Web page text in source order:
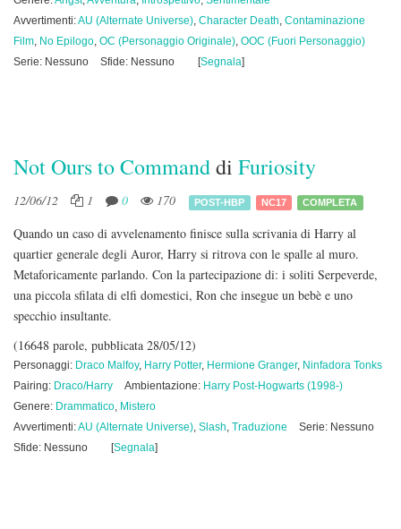
Avvertimenti:AU (Alternate Universe), Character Death, Contaminazione
Film, No Epilogo, OC (Personaggio Originale), OOC (Fuori Personaggio)
Serie: Nessuno
Sfide: Nessuno [Segnala]
Not Ours to Commanddi Furiosity
12/06/12 1 0 170 POST-HBP NC17 COMPLETA
Quando un caso di avvelenamento finisce sulla scrivania di Harry al
quartier generale degli Auror, Harry si ritrova con le spalle al muro.
Metaforicamente parlando. Con la partecipazione di: i soliti Serpeverde,
una piccola sfilata di elfi domestici, Ron che insegue un bebè e uno
specchio insultante.
(16648 parole, pubblicata 28/05/12)
Personaggi: Draco Malfoy, Harry Potter, Hermione Granger, Ninfadora Tonks
Pairing: Draco/Harry Ambientazione: Harry Post-Hogwarts (1998-)
Genere: Drammatico, Mistero
Avvertimenti:AU (Alternate Universe), Slash, Traduzione
Serie: Nessuno
Sfide: Nessuno
[Segnala]